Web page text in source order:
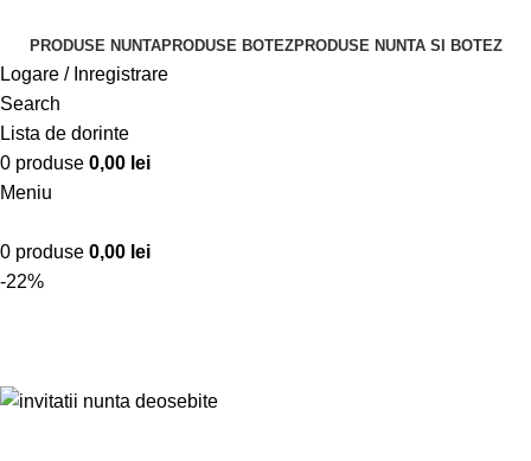
PRODUSE NUNTAPRODUSE BOTEZPRODUSE NUNTA SI BOTEZ
Logare / Inregistrare
Search
Lista de dorinte
0 produse 0,00 lei
Meniu
0 produse 0,00 lei
-22%